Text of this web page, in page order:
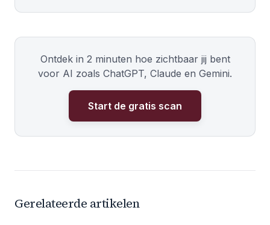
Ontdek in 2 minuten hoe zichtbaar jij bent
voor AI zoals ChatGPT, Claude en Gemini.
Start de gratis scan
Gerelateerde artikelen